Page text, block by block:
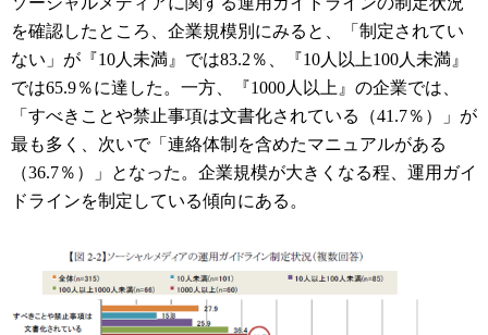
を確認したところ、企業規模別にみると、「制定されてい
ない」が『10人未満』では83.2％、『10人以上100人未満』
では65.9％に達した。一方、『1000人以上』の企業では、
「すべきことや禁止事項は文書化されている（41.7％）」が
最も多く、次いで「連絡体制を含めたマニュアルがある
（36.7％）」となった。企業規模が大きくなる程、運用ガイ
ドラインを制定している傾向にある。